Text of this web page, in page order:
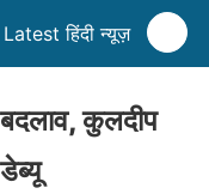
हिंदी न्यूज़
बदलाव, कुलदीप